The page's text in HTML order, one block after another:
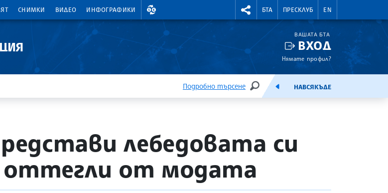
СНИМКИ ВИДЕО ИНФОГРАФИКИ
ВАЛУТНИ КУРСОВЕ RIGHTMENU.SOCIAL
БТА ПРЕСКЛУБ EN
ВАШАТА БТА
ВХОД
Нямате профил?
Подробно търсене
ТЪРСЕНЕЕМИСИЯНАВСЯКЪДЕ
лебедовата си
оттегли от модата